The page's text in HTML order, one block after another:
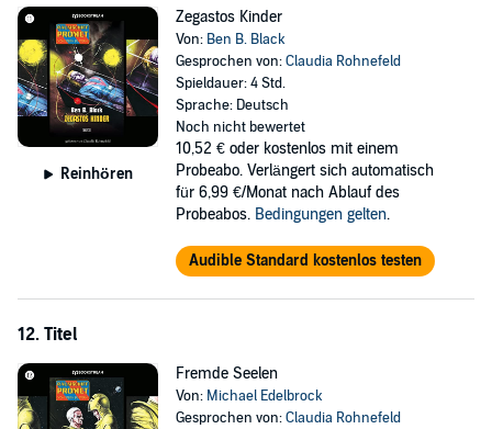
Reinhören
Zegastos Kinder
Von: Ben B. Black
Gesprochen von:Claudia Rohnefeld
Spieldauer: 4 Std.
Sprache: Deutsch
Noch nicht bewertet
10,52 € oder kostenlos mit einem
Probeabo. Verlängert sich automatisch
für 6,99 €/Monat nach Ablauf des
Probeabos. Bedingungen gelten.
Audible Standard kostenlos testen
12. Titel
Fremde Seelen
Von: Michael Edelbrock
Gesprochen von:Claudia Rohnefeld